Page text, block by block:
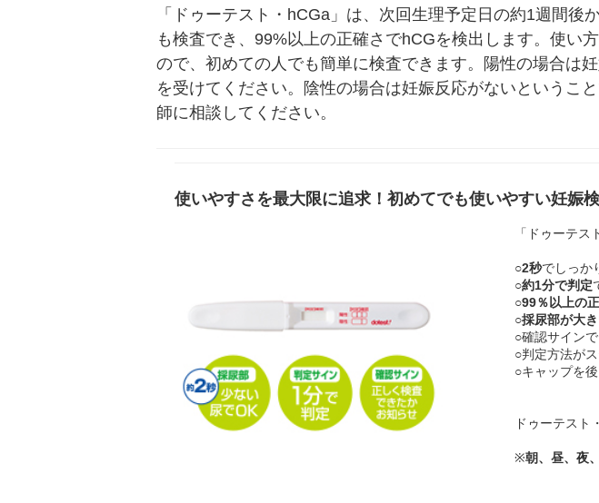
「ドゥーテスト・hCGa」は、次回生理予定日の約1週間
も検査でき、99%以上の正確さでhCGを検出します。使い
ので、初めての人でも簡単に検査できます。陽性の場合は
を受けてください。陰性の場合は妊娠反応がないというこ
師に相談してください。
使いやすさを最大限に追求！初めてでも使いやすい妊娠
「ドゥーテ
○2秒でしっか
○約1分で判定
○99％以上の
○採尿部が大
○確認サイン
○判定方法が
○キャップを後
ドゥーテスト
※朝、昼、夜